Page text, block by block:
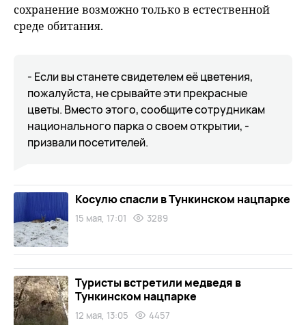
сохранение возможно только в естественной
среде обитания.
- Если вы станете свидетелем её цветения,
пожалуйста, не срывайте эти прекрасные
цветы. Вместо этого, сообщите сотрудникам
национального парка о своем открытии, -
призвали посетителей.
Косулю спасли в Тункинском нацпарке
15 мая, 17:01 3289
Туристы встретили медведя в
Тункинском нацпарке
12 мая, 13:05 4457